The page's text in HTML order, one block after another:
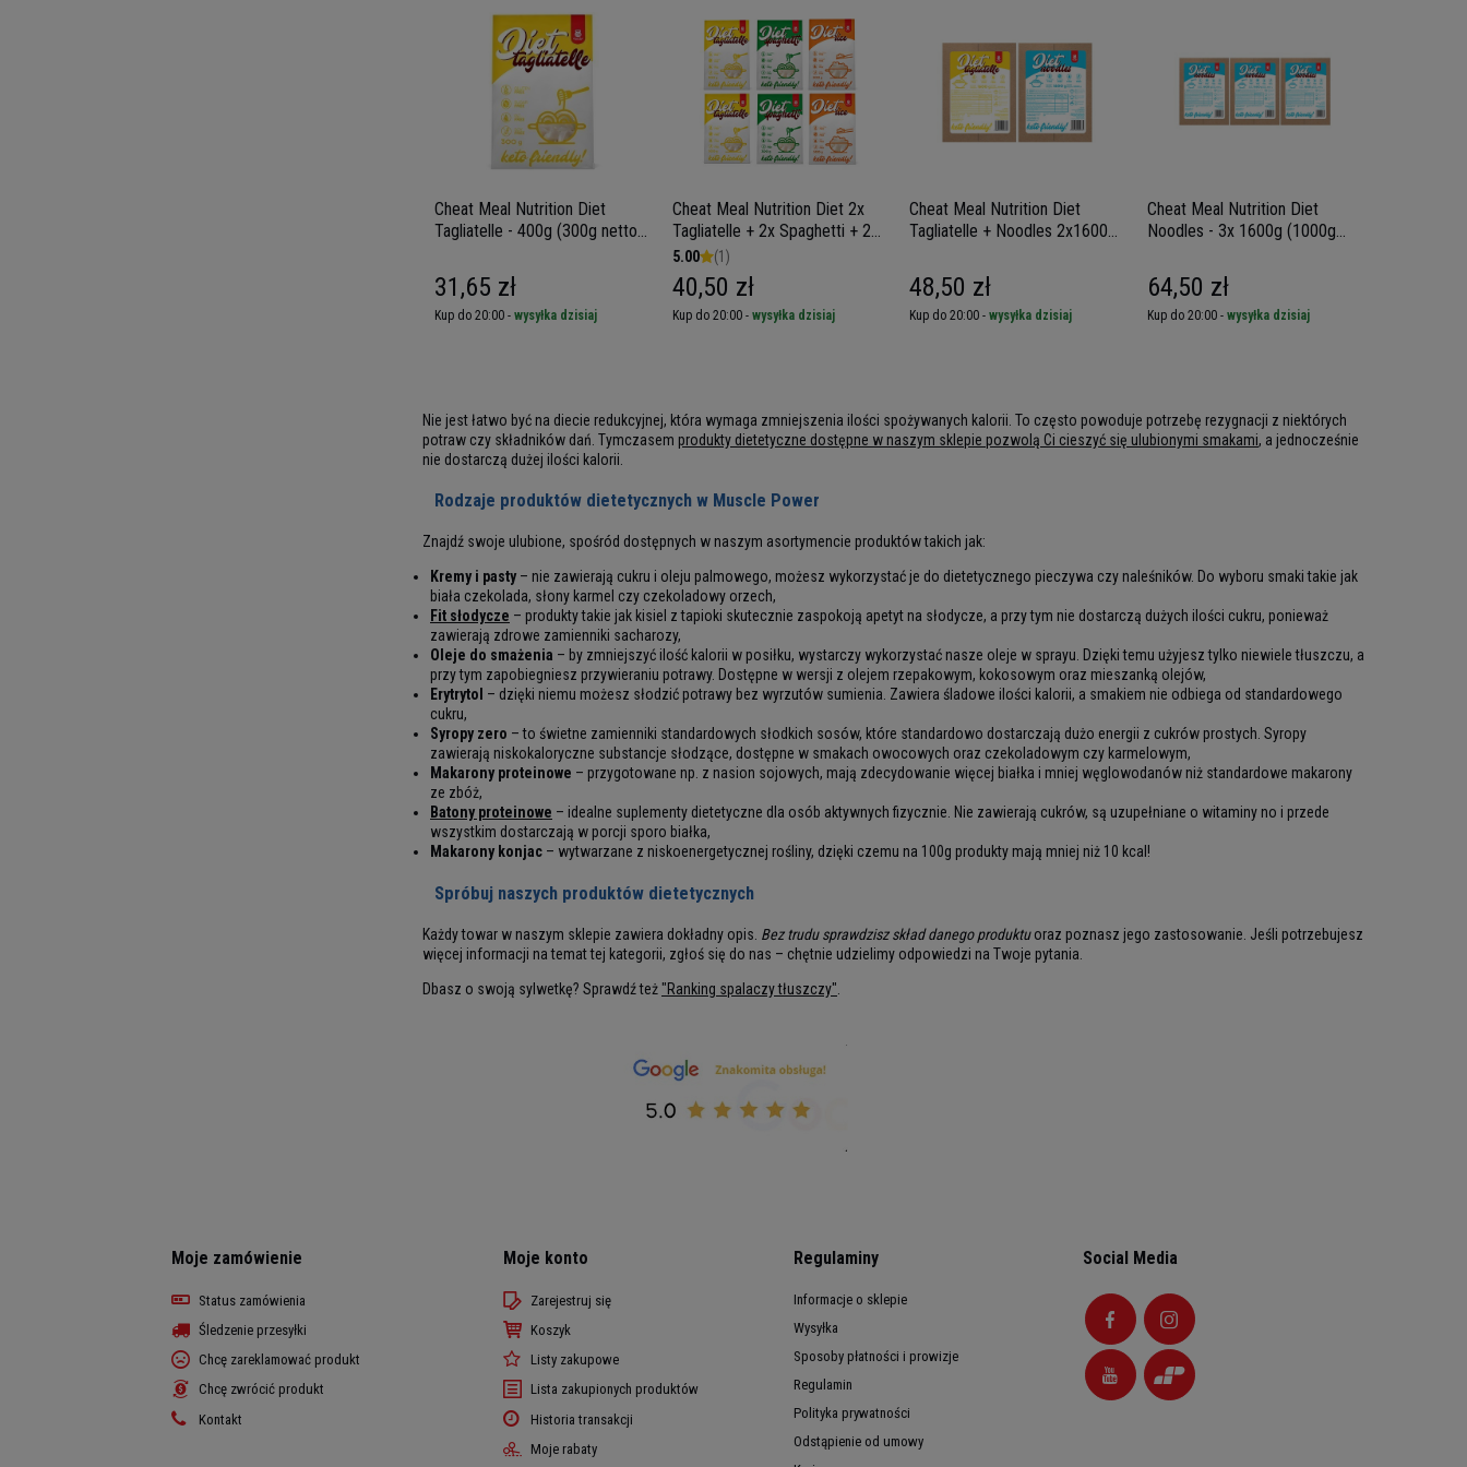
Cheat Meal Nutrition Diet
Tagliatelle - 400g (300g netto)
31,65 zł
Kup do 20:00 - wysyłka dzisiaj
Cheat Meal Nutrition Diet 2x
Tagliatelle + 2x Spaghetti + 2x
Rice- 6x 400g (6x 300g netto)
- Makaron dietetyczny
5.00 (1)
40,50 zł
Kup do 20:00 - wysyłka dzisiaj
Cheat Meal Nutrition Diet
Tagliatelle + Noodles 2x1600g
Konjac
48,50 zł
Kup do 20:00 - wysyłka dzisiaj
Cheat Meal Nutrition Diet
Noodles - 3x 1600g (1000g
64,50 zł
Kup do 20:00 - wysyłka dzisiaj
Nie jest łatwo być na diecie redukcyjnej, która wymaga zmniejszenia ilości spożywanych kalorii. To często powoduje potrzebę rezygnacji z niektórych
potraw czy składników dań. Tymczasem produkty dietetyczne dostępne w naszym sklepie pozwolą Ci cieszyć się ulubionymi smakami, a jednocześnie
nie dostarczą dużej ilości kalorii.
Rodzaje produktów dietetycznych w Muscle Power
Znajdź swoje ulubione, spośród dostępnych w naszym asortymencie produktów takich jak:
Kremy i pasty – nie zawierają cukru i oleju palmowego, możesz wykorzystać je do dietetycznego pieczywa czy naleśników. Do wyboru smaki takie jak
biała czekolada, słony karmel czy czekoladowy orzech,
Fit słodycze – produkty takie jak kisiel z tapioki skutecznie zaspokoją apetyt na słodycze, a przy tym nie dostarczą dużych ilości cukru, ponieważ
zawierają zdrowe zamienniki sacharozy,
Oleje do smażenia – by zmniejszyć ilość kalorii w posiłku, wystarczy wykorzystać nasze oleje w sprayu. Dzięki temu użyjesz tylko niewiele tłuszczu, a
przy tym zapobiegniesz przywieraniu potrawy. Dostępne w wersji z olejem rzepakowym, kokosowym oraz mieszanką olejów,
Erytrytol – dzięki niemu możesz słodzić potrawy bez wyrzutów sumienia. Zawiera śladowe ilości kalorii, a smakiem nie odbiega od standardowego
cukru,
Syropy zero – to świetne zamienniki standardowych słodkich sosów, które standardowo dostarczają dużo energii z cukrów prostych. Syropy
zawierają niskokaloryczne substancje słodzące, dostępne w smakach owocowych oraz czekoladowym czy karmelowym,
Makarony proteinowe – przygotowane np. z nasion sojowych, mają zdecydowanie więcej białka i mniej węglowodanów niż standardowe makarony
ze zbóż,
Batony proteinowe – idealne suplementy dietetyczne dla osób aktywnych fizycznie. Nie zawierają cukrów, są uzupełniane o witaminy no i przede
wszystkim dostarczają w porcji sporo białka,
Makarony konjac – wytwarzane z niskoenergetycznej rośliny, dzięki czemu na 100g produkty mają mniej niż 10 kcal!
Spróbuj naszych produktów dietetycznych
Każdy towar w naszym sklepie zawiera dokładny opis. Bez trudu sprawdzisz skład danego produktuoraz poznasz jego zastosowanie. Jeśli potrzebujesz
więcej informacji na temat tej kategorii, zgłoś się do nas – chętnie udzielimy odpowiedzi na Twoje pytania.
Dbasz o swoją sylwetkę? Sprawdź też "Ranking spalaczy tłuszczy"
Moje zamówienie
Status zamówienia
Śledzenie przesyłki
Chcę zareklamować produkt
Chcę zwrócić produkt
Kontakt
Moje konto
Zarejestruj się
Koszyk
Listy zakupowe
Lista zakupionych produktów
Historia transakcji
Moje rabaty
Regulaminy
Informacje o sklepie
Wysyłka
Sposoby płatności i prowizje
Regulamin
Polityka prywatności
Odstąpienie od umowy
Social Media